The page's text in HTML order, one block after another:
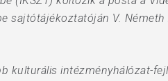
sajtótájékoztatóján V.
kulturális intézményhálózat-